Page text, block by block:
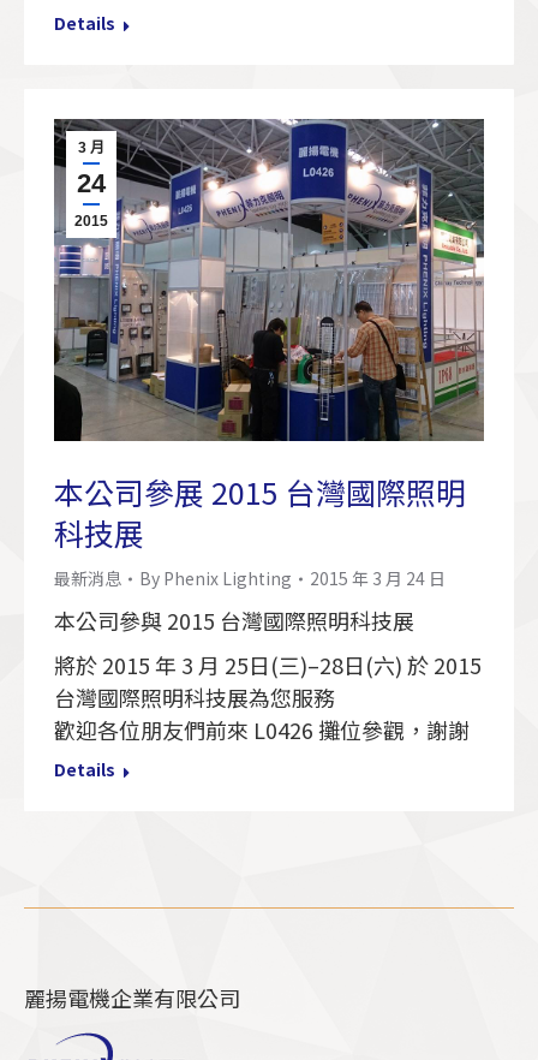
Details
3 月
24
2015
本公司參展 2015 台灣國際照明
科技展
最新消息 By Phenix Lighting 2015 年 3 月 24 日
本公司參與 2015 台灣國際照明科技展
將於 2015 年 3 月 25日(三)–28日(六) 於 2015
台灣國際照明科技展為您服務
歡迎各位朋友們前來 L0426 攤位參觀，謝謝
Details
麗揚電機企業有限公司